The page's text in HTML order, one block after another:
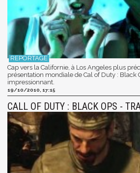
Cap vers la Californie, à Los Angeles plus
présentation mondiale de Cal of Duty : Black
impressionnant.
19/10/2010, 17:15
CALL OF DUTY : BLACK OPS -